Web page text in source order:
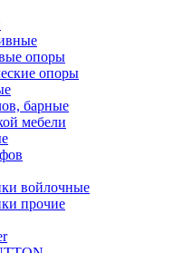
опоры
опоры
барные
мебели
войлочные
прочие